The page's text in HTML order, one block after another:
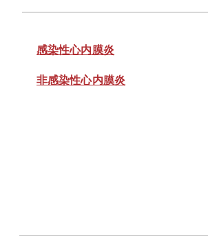
感染性心内膜炎
非感染性心内膜炎